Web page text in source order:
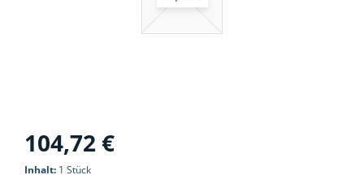
104,72 €
Inhalt: 1 Stück